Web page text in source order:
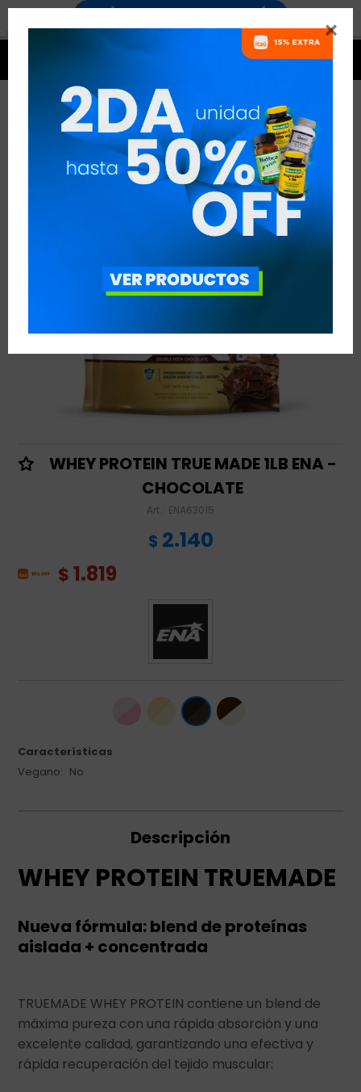

WHEY PROTEIN TRUE MADE 1LB ENA -
CHOCOLATE
ENA63015
$ 2.140
$ 1.819
Características
Vegano
No
Descripción
WHEY PROTEIN TRUEMADE
Nueva fórmula: blend de proteínas
aislada + concentrada
TRUEMADE WHEY PROTEIN contiene un blend de
máxima pureza con una rápida absorción y una
excelente calidad, garantizando una efectiva y
rápida recuperación del tejido muscular: